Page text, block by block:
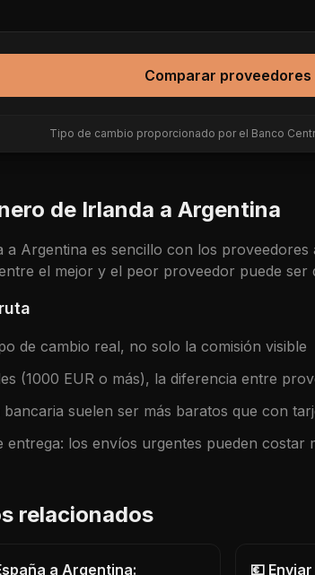
Comparar proveedores
Tipo de cambio proporcionado por el Banco
de Irlanda a Argentina
a Argentina es sencillo con los proveedores
el mejor y el peor proveedor puede ser
de cambio real, no solo la comisión visible
(1000 EUR o más), la diferencia entre
suelen ser más baratos que con
entrega: los envíos urgentes pueden costar
relacionados
a Argentina:
💶